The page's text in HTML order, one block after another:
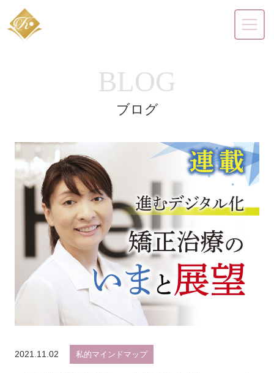
BLOG
ブログ
2021.11.02 私的マインドマップ